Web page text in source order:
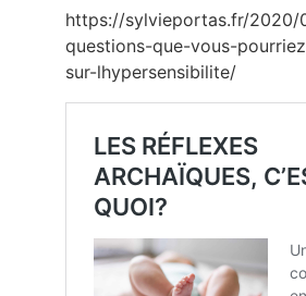
https://sylvieportas.fr/2020/
questions-que-vous-
sur-lhypersensibilite/